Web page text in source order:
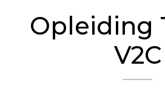
Opleiding
V2C